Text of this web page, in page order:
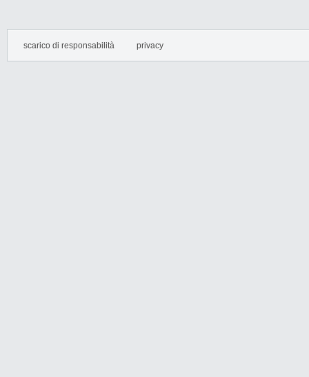
scarico di responsabilità privacy